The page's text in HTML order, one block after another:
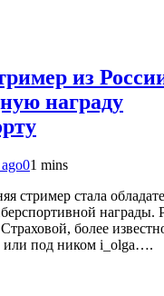
из
награду
01 mins
стример стала
награды.
более
или под ником i_olga….